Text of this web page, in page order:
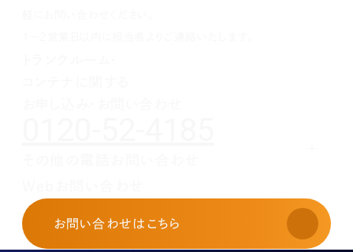
お申し込み・お問い合わせ
03-3526-8568
土地活用に関するお問い合わせ
03-3526-8574
お問い合わせ はこちら